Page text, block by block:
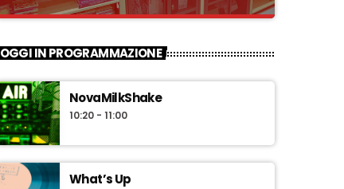
News Box
sull'attualità a cura della redazione
giornalistica di Novaradio
"News Box" uno sguardo quotidiano
sull'attualità con approfondimenti e interviste
a cura della redazione giornalistica di
OGGI IN PROGRAMMAZIONE
NovaMilkShake
10:20 - 11:00
What’s Up